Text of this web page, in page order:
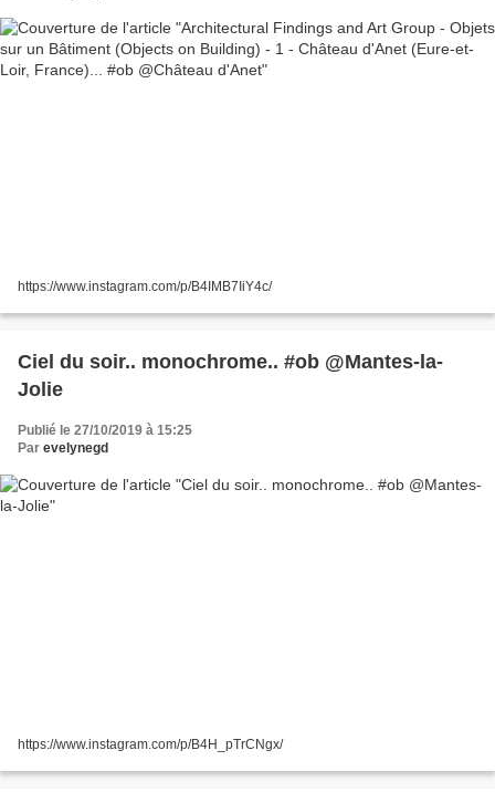
https://www.instagram.com/p/B4IMB7IiY4c/
Ciel du soir.. monochrome.. #ob @Mantes-la-
Jolie
Publié le 27/10/2019 à 15:25
Par evelynegd
https://www.instagram.com/p/B4H_pTrCNgx/